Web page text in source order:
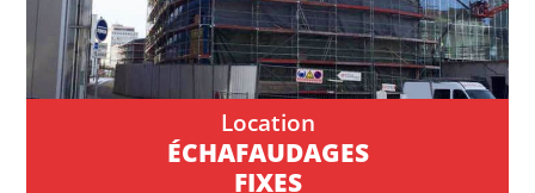
ÉCHAFAUDAGES
FIXES